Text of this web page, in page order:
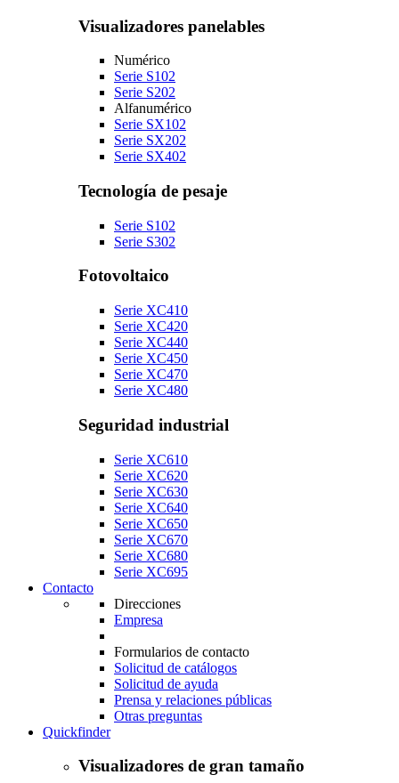
Visualizadores panelables
Numérico
Serie S102
Serie S202
Alfanumérico
Serie SX102
Serie SX202
Serie SX402
Tecnología de pesaje
Serie S102
Serie S302
Fotovoltaico
Serie XC410
Serie XC420
Serie XC440
Serie XC450
Serie XC470
Serie XC480
Seguridad industrial
Serie XC610
Serie XC620
Serie XC630
Serie XC640
Serie XC650
Serie XC670
Serie XC680
Serie XC695
Contacto
Direcciones
Empresa
Formularios de contacto
Solicitud de catálogos
Solicitud de ayuda
Prensa y relaciones públicas
Otras preguntas
Quickfinder
Visualizadores de gran tamaño